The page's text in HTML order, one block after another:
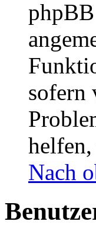
sofern
Nach